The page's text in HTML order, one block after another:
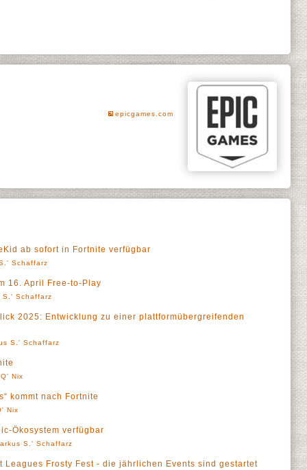
epicgames.com
ab sofort in Fortnite verfügbar
Schaffarz
16. April Free-to-Play
S.' Schaffarz
2025: Entwicklung zu einer plattformübergreifenden
S.' Schaffarz
Nix
kommt nach Fortnite
Nix
Ökosystem verfügbar
S.' Schaffarz
Leagues Frosty Fest - die jährlichen Events sind gestartet